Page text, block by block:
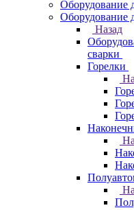
Оборудование
Оборудование
Назад
сварки
Горелки